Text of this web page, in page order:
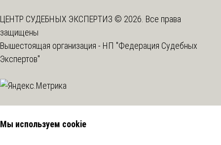
ЦЕНТР СУДЕБНЫХ ЭКСПЕРТИЗ © 2026. Все права
защищены
Вышестоящая организация - НП "Федерация Судебных
Экспертов"
Мы используем cookie